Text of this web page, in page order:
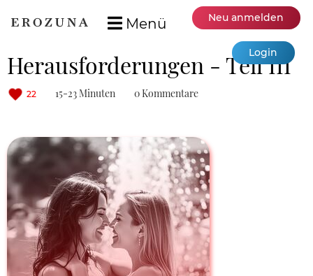
Menü Neu anmelden
Login
Herausforderungen - Teil III
22 15-23 Minuten 0 Kommentare